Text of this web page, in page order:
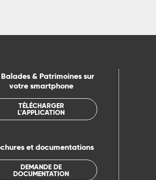
& Patrimoines sur
votre smartphone
TÉLÉCHARGER
L'APPLICATION
et documentations
DEMANDE DE
DOCUMENTATION